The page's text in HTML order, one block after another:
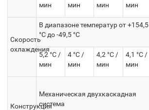
мин
мин
мин
мин
Скорость
охлаждения
В диапазоне температур от +154,5
°C до -49,5 °C
5,2 °C /
мин
4 °C /
мин
4,2 °C /
мин
4,1 °C /
мин
Конструкция
Механическая двухкаскадная
система